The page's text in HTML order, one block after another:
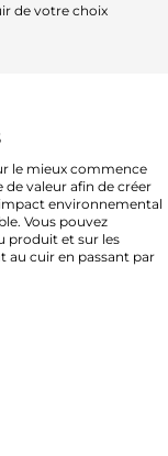
de votre choix
le mieux commence
de valeur afin de créer
environnemental
Vous pouvez
produit et sur les
au cuir en passant par